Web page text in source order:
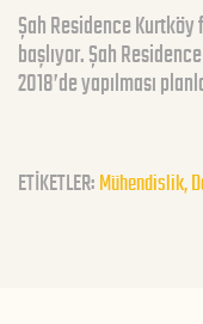
Şah Residence Kurtköy
başlıyor. Şah
2018’de yapılması
ETİKETLER: Mühendislik,